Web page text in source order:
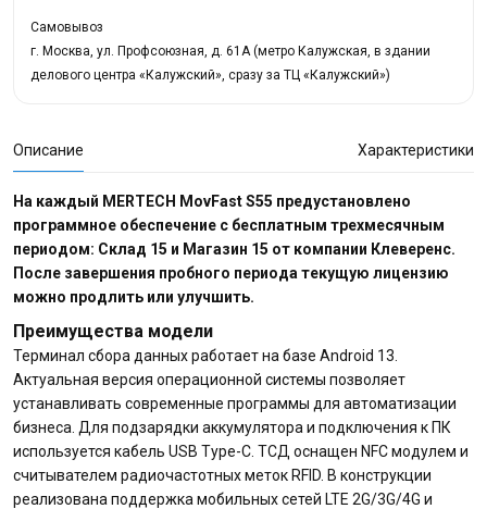
Самовывоз
г. Москва, ул. Профсоюзная, д. 61А (метро Калужская, в здании
делового центра «Калужский», сразу за ТЦ «Калужский»)
Описание Характеристики
На каждый MERTECH MovFast S55 предустановлено
программное обеспечение с бесплатным трехмесячным
периодом: Склад 15 и Магазин 15 от компании Клеверенс.
После завершения пробного периода текущую лицензию
можно продлить или улучшить.
Преимущества модели
Терминал сбора данных работает на базе Android 13.
Актуальная версия операционной системы позволяет
устанавливать современные программы для автоматизации
бизнеса. Для подзарядки аккумулятора и подключения к ПК
используется кабель USB Type-C. ТСД оснащен NFC модулем и
считывателем радиочастотных меток RFID. В конструкции
реализована поддержка мобильных сетей LTE 2G/3G/4G и